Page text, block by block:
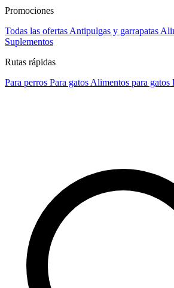
Promociones
Todas las ofertas Antipulgas y garrapatas
Suplementos
Rutas rápidas
Para perros Para gatos Alimentos para gatos